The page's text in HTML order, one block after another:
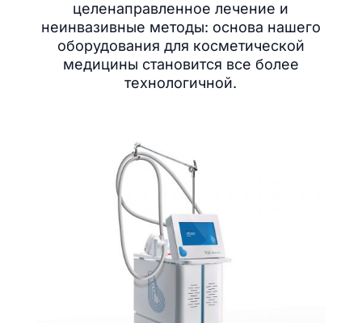
целенаправленное лечение и
неинвазивные методы: основа нашего
оборудования для косметической
медицины становится все более
технологичной.